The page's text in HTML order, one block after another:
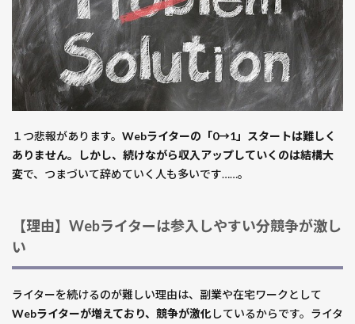
１つ悲報があります。 Webライターの「0→1」スタートは難しく
ありません。しかし、 続けながら収入アップしていくのは結構大
変で、つまづいて辞めていく人も多いです……。
【理由】Webライターは参入しやすい分競争が激し
い
ライターを続けるのが難しい理由は、副業や在宅ワークとして
Webライターが増えており、競争が激化しているからです。ライタ